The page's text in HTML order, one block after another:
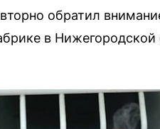
обратил
в Нижегородской